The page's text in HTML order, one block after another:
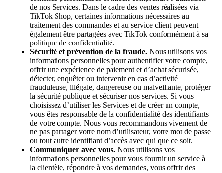
de nos Services. Dans le cadre des ventes réalisées via
TikTok Shop, certaines informations nécessaires au
traitement des commandes et au service client peuvent
également être partagées avec TikTok conformément à sa
politique de confidentialité.
Sécurité et prévention de la fraude. Nous utilisons vos
informations personnelles pour authentifier votre compte,
offrir une expérience de paiement et d’achat sécurisée,
détecter, enquêter ou intervenir en cas d’activité
frauduleuse, illégale, dangereuse ou malveillante, protéger
la sécurité publique et sécuriser nos services. Si vous
choisissez d’utiliser les Services et de créer un compte,
vous êtes responsable de la confidentialité des identifiants
de votre compte. Nous vous recommandons vivement de
ne pas partager votre nom d’utilisateur, votre mot de passe
ou tout autre identifiant d’accès avec qui que ce soit.
Communiquer avec vous. Nous utilisons vos
informations personnelles pour vous fournir un service à
la clientèle, répondre à vos demandes, vous offrir des